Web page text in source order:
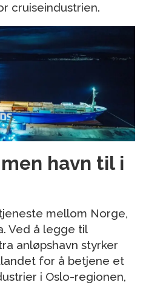
cruiseindustrien.
havn til i
mellom Norge,
Ved å legge til
anløpshavn styrker
for å betjene et
i Oslo-regionen,